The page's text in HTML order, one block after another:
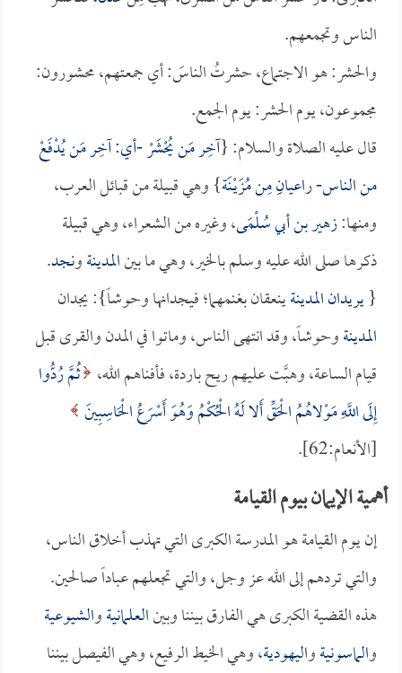
الناس وتجمعهم.
والحشر: هو الاجتماع، حشرتُ الناسَ: أي جمعتهم، محشورون:
مجموعون، يوم الحشر: يوم الجمع.
قال عليه الصلاة والسلام: {آخِر مَن يُحْشَرْ -أي: آخِر مَن يُدْفَعْ
من الناس- راعيانِِ مِن مُزَيْـنَة} وهي قبيلة من قبائل العرب،
ومنها:زهير بن أبي سُلْمَى، وغيره من الشعراء، وهي قبيلة
ذكرها صلى الله عليه وسلم بالخير، وهي ما بينالمدينةونجد.
{يريدانالمدينةينعقان بغنمهما؛ فيجدانها وحوشاً}: يجدان
المدينةوحوشاً، وقد انتهى الناس، وماتوا في المدن والقرى قبل
قيام الساعة، وهبَّت عليهم ريح باردة، فأفناهم الله، ثُمَّ رُدُّوا
إِلَى اللَّهِ مَوْلاهُمُ الْحَقِّ أَلا لَهُ الْحُكْمُ وَهُوَ أَسْرَعُ الْحَاسِبِينَ
[الأنعام:62].
أهمية الإيمان بيوم القيامة
إن يوم القيامة هو المدرسة الكبرى التي تهذب أخلاق الناس،
والتي تردهم إلى الله عز وجل، والتي تجعلهم عباداً صالحين.
هذه القضية الكبرى هي الفارق بيننا وبينالعلمانيةوالشيوعية
والماسونيةواليهودية، وهي الخيط الرفيع، وهي الفيصل بيننا